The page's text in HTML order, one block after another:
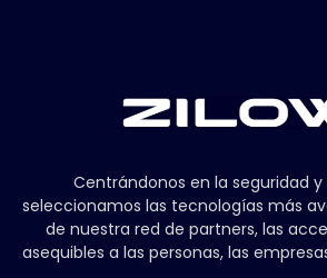
Centrándonos en la seguridad
seleccionamos las tecnologías más
de nuestra red de partners, las
asequibles a las personas, las